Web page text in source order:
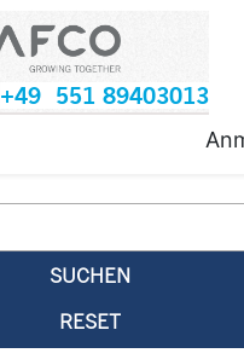
+49 551 89403013
SUCHEN
RESET